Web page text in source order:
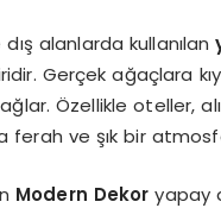
alanlarda kullanılan
Gerçek ağaçlara
Özellikle oteller,
ferah ve şık bir
Modern Dekor yapay